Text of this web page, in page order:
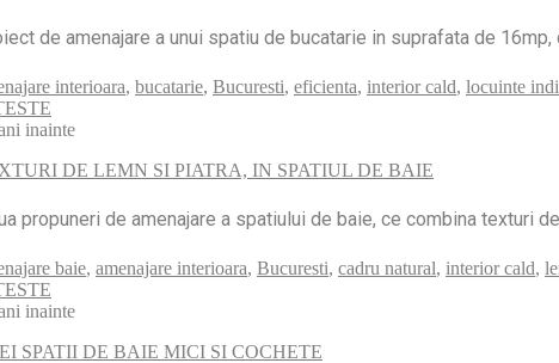
de amenajare a unui spatiu de bucatarie in suprafata de
interioara, bucatarie, Bucuresti, eficienta, interior cald, locuinte
inainte
DE LEMN SI PIATRA, IN SPATIUL DE BAIE
propuneri de amenajare a spatiului de baie, ce combina texturi
baie, amenajare interioara, Bucuresti, cadru natural, interior cald,
inainte
SPATII DE BAIE MICI SI COCHETE